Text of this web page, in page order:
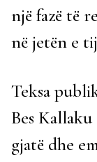
një fazë të
në jetën e
Teksa
Bes
gjatë dhe